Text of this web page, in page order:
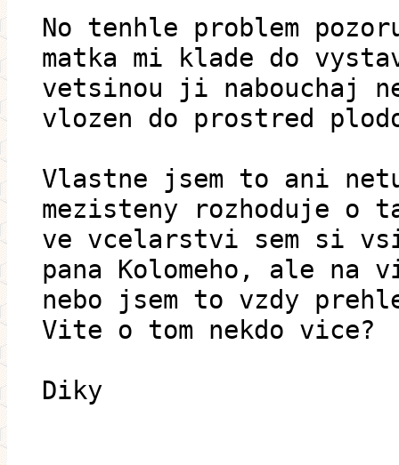
No tenhle problem
matka mi klade do
vetsinou ji nabouchaj
vlozen do prostred
Vlastne jsem to ani
mezisteny rozhoduje o
ve vcelarstvi sem si
pana Kolomeho, ale na
nebo jsem to vzdy
Vite o tom nekdo vice?
Diky